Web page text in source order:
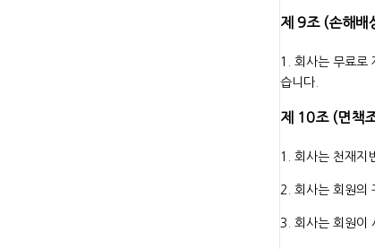
제 9조 (손해배
1. 회사는 무료로
습니다.
제 10조 (면책
1. 회사는 천재지
2. 회사는 회원의
3. 회사는 회원이